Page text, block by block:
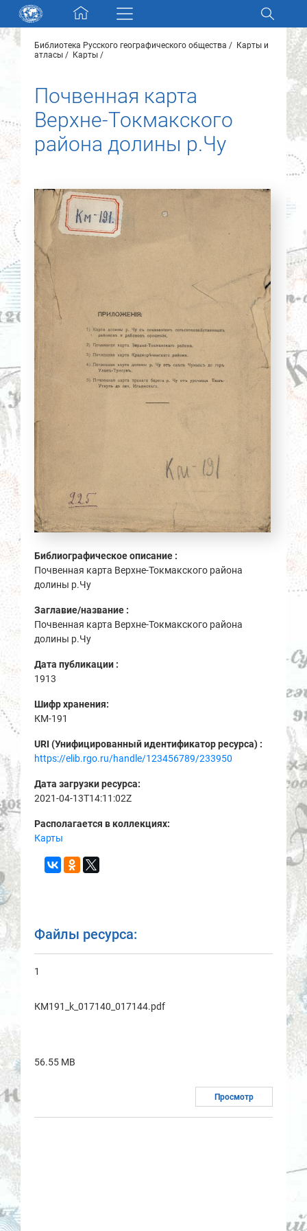
Skip navigation
Разделы и коллекции
Электронный каталог
Новости
О нас
Контакты
Партнеры
Библиотека Русского географического общества
Карты и
атласы
Карты
Почвенная карта
Верхне-Токмакского
района долины р.Чу
Библиографическое описание :
Почвенная карта Верхне-Токмакского района
долины р.Чу
Заглавие/название :
Почвенная карта Верхне-Токмакского района
долины р.Чу
Дата публикации :
1913
Шифр хранения:
КМ-191
URI (Унифицированный идентификатор ресурса) :
https://elib.rgo.ru/handle/123456789/233950
Дата загрузки ресурса:
2021-04-13T14:11:02Z
Располагается в коллекциях:
Карты
Файлы ресурса:
1
КМ191_k_017140_017144.pdf
56.55 MB
Просмотр